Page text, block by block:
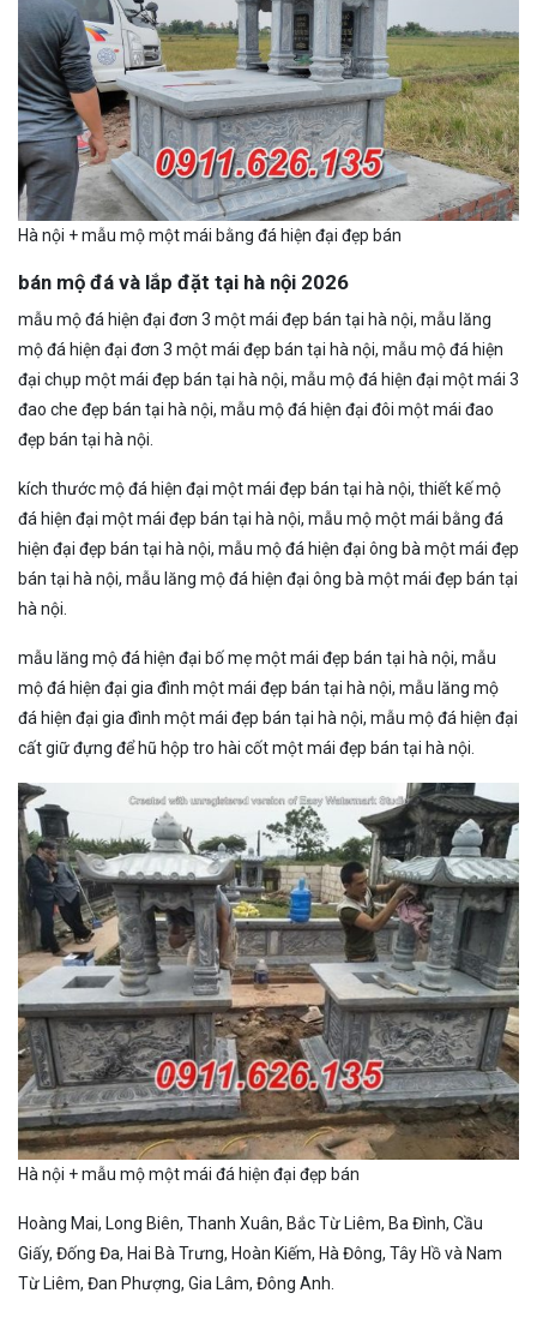
Hà nội + mẫu mộ một mái bằng đá hiện đại đẹp bán
bán mộ đá và lắp đặt tại hà nội 2026
mẫu mộ đá hiện đại đơn 3 một mái đẹp bán tại hà nội, mẫu lăng
mộ đá hiện đại đơn 3 một mái đẹp bán tại hà nội, mẫu mộ đá hiện
đại chụp một mái đẹp bán tại hà nội, mẫu mộ đá hiện đại một mái 3
đao che đẹp bán tại hà nội, mẫu mộ đá hiện đại đôi một mái đao
đẹp bán tại hà nội.
kích thước mộ đá hiện đại một mái đẹp bán tại hà nội, thiết kế mộ
đá hiện đại một mái đẹp bán tại hà nội, mẫu mộ một mái bằng đá
hiện đại đẹp bán tại hà nội, mẫu mộ đá hiện đại ông bà một mái đẹp
bán tại hà nội, mẫu lăng mộ đá hiện đại ông bà một mái đẹp bán tại
hà nội.
mẫu lăng mộ đá hiện đại bố mẹ một mái đẹp bán tại hà nội, mẫu
mộ đá hiện đại gia đình một mái đẹp bán tại hà nội, mẫu lăng mộ
đá hiện đại gia đình một mái đẹp bán tại hà nội, mẫu mộ đá hiện đại
cất giữ đựng để hũ hộp tro hài cốt một mái đẹp bán tại hà nội.
Hà nội + mẫu mộ một mái đá hiện đại đẹp bán
Hoàng Mai, Long Biên, Thanh Xuân, Bắc Từ Liêm, Ba Đình, Cầu
Giấy, Đống Đa, Hai Bà Trưng, Hoàn Kiếm, Hà Đông, Tây Hồ và Nam
Từ Liêm, Đan Phượng, Gia Lâm, Đông Anh.